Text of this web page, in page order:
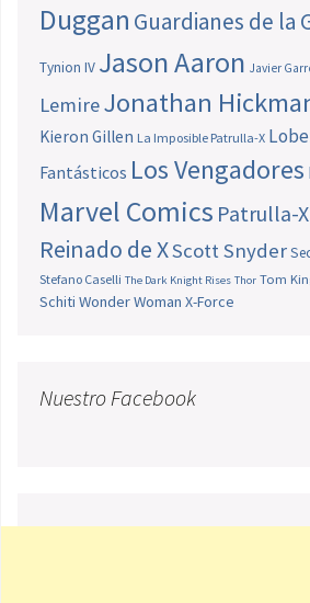
Duggan Guardianes de la
Tynion IV Jason Aaron Javier
LemireJonathan
Kieron Gillen La Imposible Patrulla-X
Fantásticos Los Vengadores
Marvel Comics Patrulla-X
Reinado de XScott Snyder
Stefano Caselli The Dark Knight Rises Thor Tom
Schiti Wonder Woman X-Force
Nuestro Facebook